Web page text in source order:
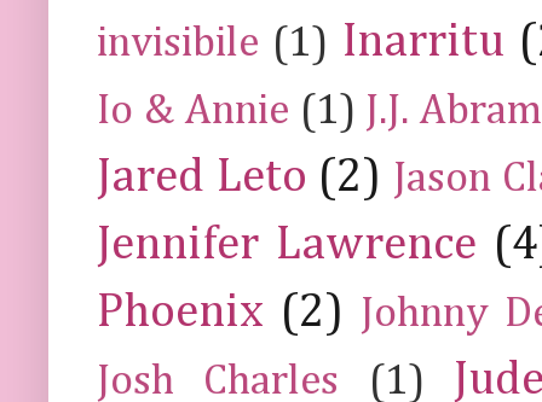
invisibile (1) Inarritu
Io & Annie (1) J.J.
Jared Leto (2) Jason
Jennifer Lawrence
Phoenix (2) Johnny
Josh Charles
(1)